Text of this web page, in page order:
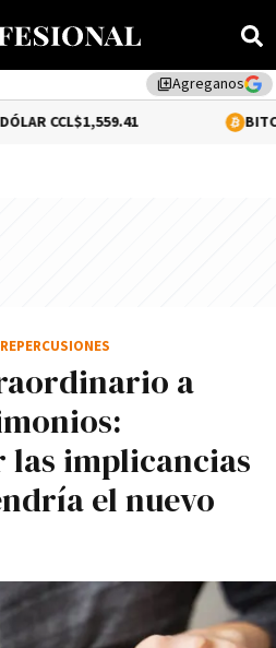
library_addAgreganos
$1,559.41 0.12%
a
implicancias
el nuevo
REPERCUSIONES